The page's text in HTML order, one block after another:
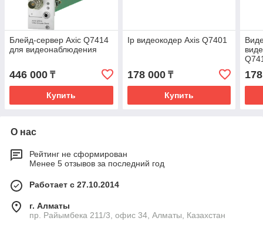
Блейд-сервер Axic Q7414
для видеонаблюдения
446 000 ₸
Купить
Ip видеокодер Axis Q7401
178 000₸
Купить
О нас
Рейтинг не сформирован
Менее 5 отзывов за последний год
Работает с 27.10.2014
г. Алматы
пр. Райымбека 211/3, офис 34, Алматы, Казахстан